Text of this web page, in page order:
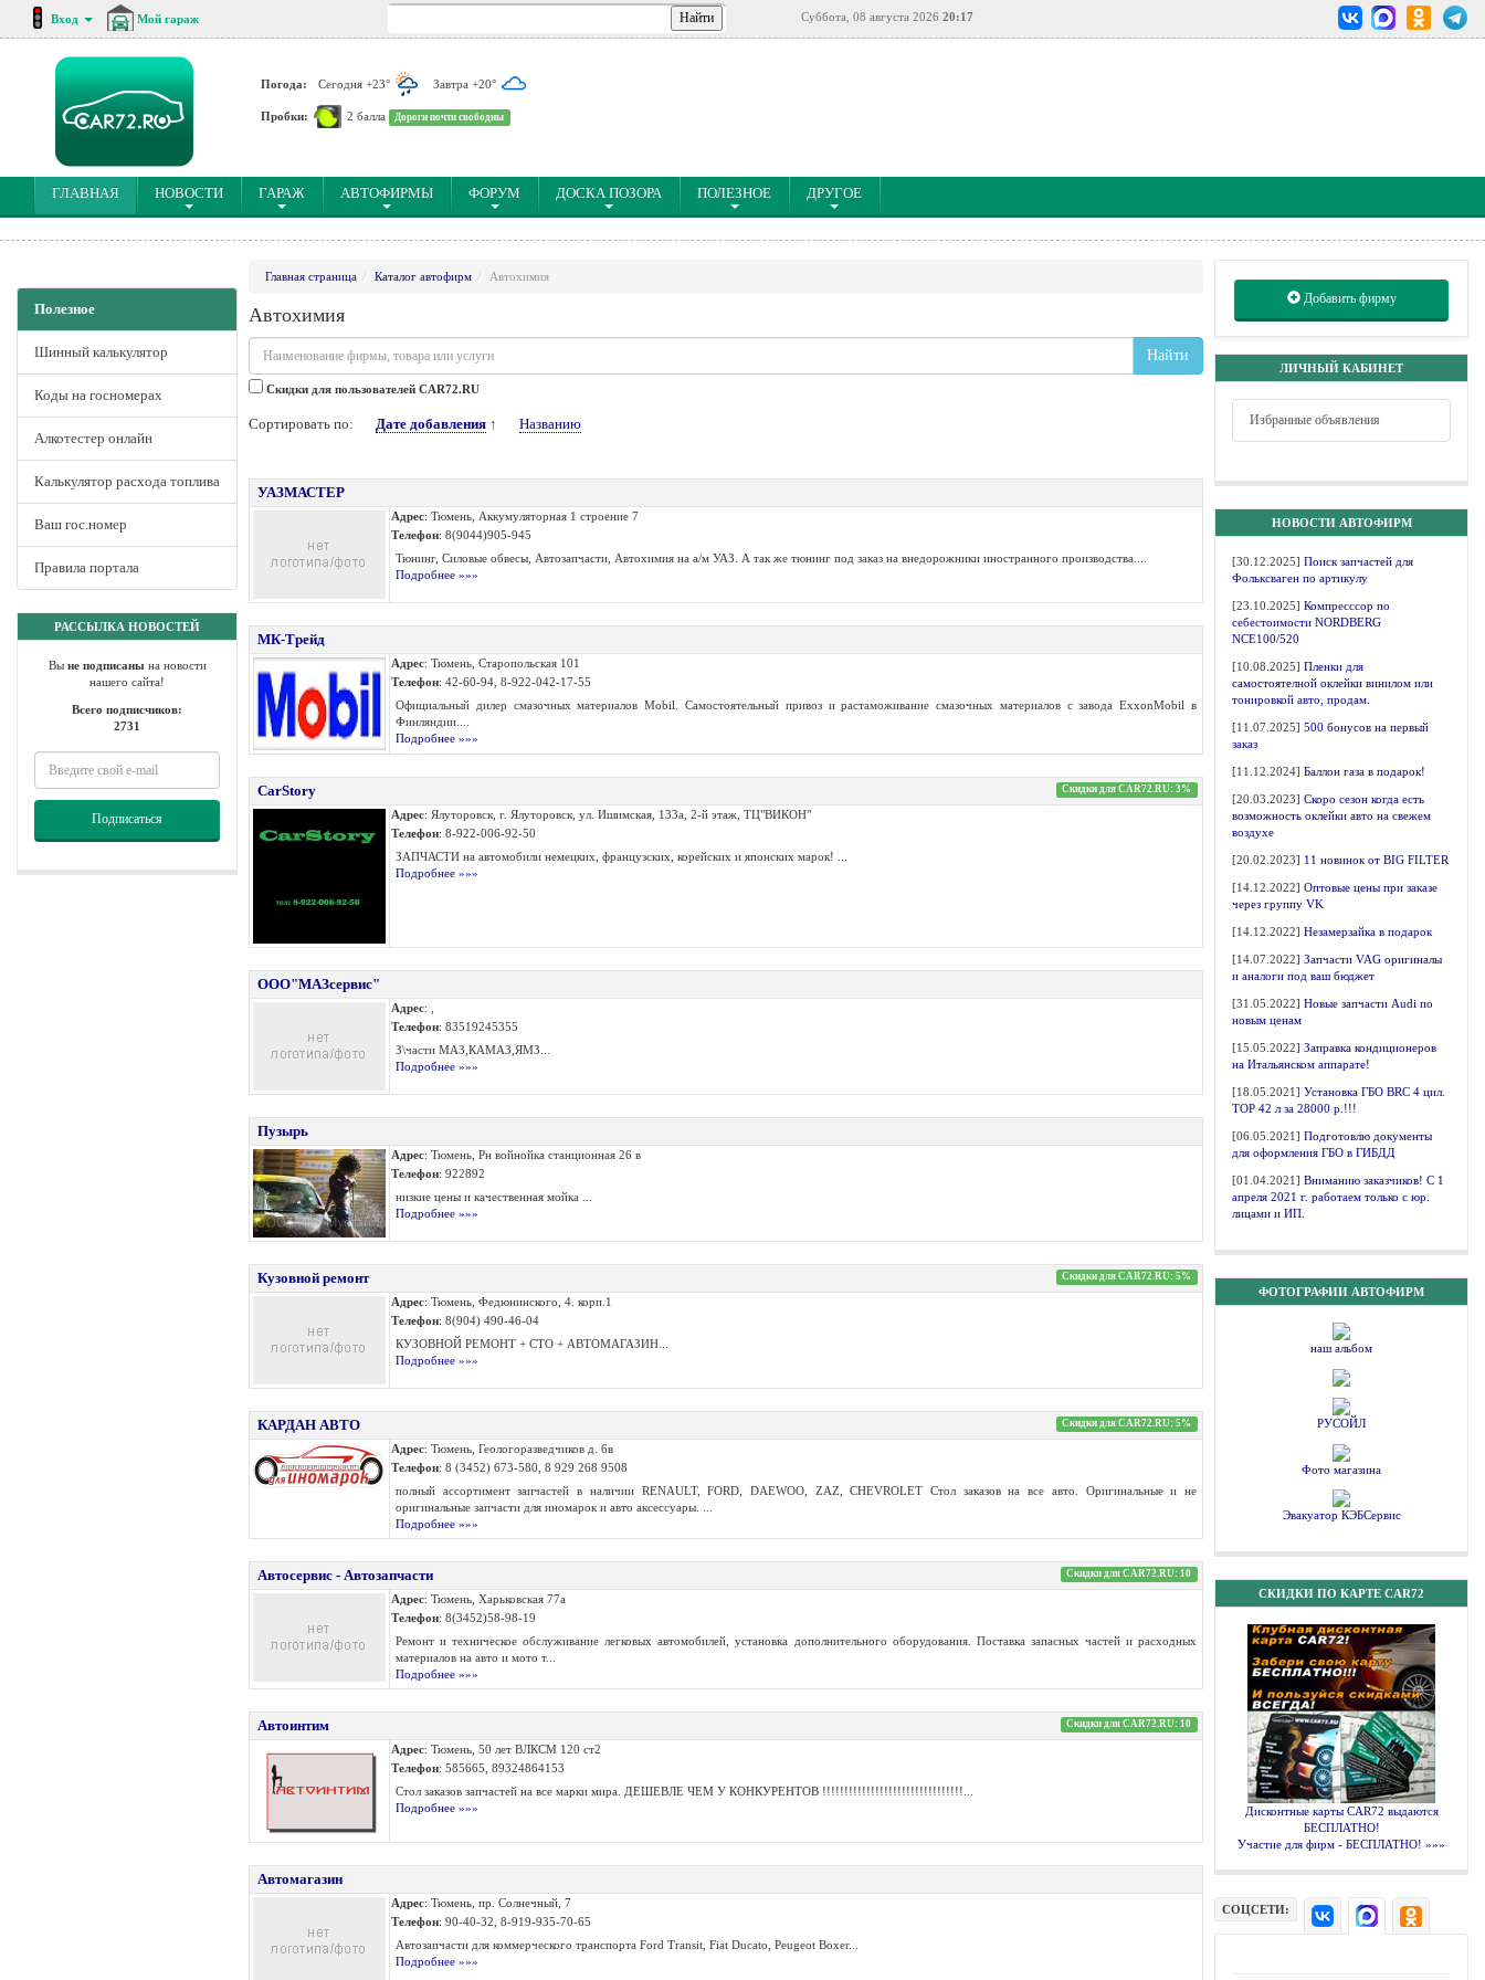
Вход Мой гараж Суббота, 08 августа 2026 20:17
Погода: Сегодня +23° Завтра +20°
Пробки: 2 балла Дороги почти свободны
ГЛАВНАЯ(CURRENT)
НОВОСТИ ГАРАЖ АВТОФИРМЫ ФОРУМ ДОСКА ПОЗОРА ПОЛЕЗНОЕ ДРУГОЕ
Полезное
Шинный калькулятор
Коды на госномерах
Алкотестер онлайн
Калькулятор расхода топлива
Ваш гос.номер
Правила портала
РАССЫЛКА НОВОСТЕЙ
Вы не подписанына новости
нашего сайта!
Всего подписчиков:
2731
Подписаться
Добавить фирму
ЛИЧНЫЙ КАБИНЕТ
Избранные объявления
НОВОСТИ АВТОФИРМ
[30.12.2025] Поиск запчастей для
Фольксваген по артикулу
[23.10.2025] Компресссор по
себестоимости NORDBERG
NCE100/520
[10.08.2025] Пленки для
самостоятелной оклейки винилом или
тонировкой авто, продам.
[11.07.2025] 500 бонусов на первый
заказ
[11.12.2024] Баллон газа в подарок!
[20.03.2023] Скоро сезон когда есть
возможность оклейки авто на свежем
воздухе
[20.02.2023] 11 новинок от BIG FILTER
[14.12.2022] Оптовые цены при заказе
через группу VK
[14.12.2022] Незамерзайка в подарок
[14.07.2022] Запчасти VAG оригиналы
и аналоги под ваш бюджет
[31.05.2022] Новые запчасти Audi по
новым ценам
[15.05.2022] Заправка кондиционеров
на Итальянском аппарате!
[18.05.2021] Установка ГБО BRC 4 цил.
ТОР 42 л за 28000 р.!!!
[06.05.2021] Подготовлю документы
для оформления ГБО в ГИБДД
[01.04.2021] Вниманию заказчиков! С 1
апреля 2021 г. работаем только с юр.
лицами и ИП.
ФОТОГРАФИИ АВТОФИРМ
наш альбом
РУСОЙЛ
Фото магазина
Эвакуатор КЭБСервис
СКИДКИ ПО КАРТЕ CAR72
Дисконтные карты CAR72 выдаются
БЕСПЛАТНО!
Участие для фирм - БЕСПЛАТНО! »»»
СОЦСЕТИ:
Главная страница Каталог автофирм Автохимия
Автохимия
Найти
Cкидки для пользователей CAR72.RU
Сортировать по: Дате добавления ↑ Названию
УАЗМАСТЕР
Адрес: Тюмень, Аккумуляторная 1 строение 7
Телефон: 8(9044)905-945
Тюнинг, Силовые обвесы, Автозапчасти, Автохимия на а/м УАЗ. А так же тюнинг под заказ на внедорожники иностранного производства....
Подробнее »»»
МК-Трейд
Адрес: Тюмень, Старопольская 101
Телефон: 42-60-94, 8-922-042-17-55
Официальный дилер смазочных материалов Mobil. Самостоятельный привоз и растаможивание смазочных материалов с завода ExxonMobil в
Финляндии....
Подробнее »»»
CarStory Скидки для CAR72.RU: 3%
Адрес: Ялуторовск, г. Ялуторовск, ул. Ишимская, 133а, 2-й этаж, ТЦ"ВИКОН"
Телефон: 8-922-006-92-50
ЗАПЧАСТИ на автомобили немецких, французских, корейских и японских марок! ...
Подробнее »»»
ООО"МАЗсервис"
Адрес: ,
Телефон: 83519245355
З\части МАЗ,КАМАЗ,ЯМЗ...
Подробнее »»»
Пузырь
Адрес: Тюмень, Рн войнойка станционная 26 в
Телефон: 922892
низкие цены и качественная мойка ...
Подробнее »»»
Кузовной ремонт Скидки для CAR72.RU: 5%
Адрес: Тюмень, Федюнинского, 4. корп.1
Телефон: 8(904) 490-46-04
КУЗОВНОЙ РЕМОНТ + СТО + АВТОМАГАЗИН...
Подробнее »»»
КАРДАН АВТО Скидки для CAR72.RU: 5%
Адрес: Тюмень, Геологоразведчиков д. 6в
Телефон: 8 (3452) 673-580, 8 929 268 9508
полный ассортимент запчастей в наличии RENAULT, FORD, DAEWOO, ZAZ, CHEVROLET Стол заказов на все авто. Оригинальные и не
оригинальные запчасти для иномарок и авто аксессуары. ...
Подробнее »»»
Автосервис - Автозапчасти Скидки для CAR72.RU: 10
Адрес: Тюмень, Харьковская 77а
Телефон: 8(3452)58-98-19
Ремонт и техническое обслуживание легковых автомобилей, установка дополнительного оборудования. Поставка запасных частей и расходных
материалов на авто и мото т...
Подробнее »»»
Автоинтим Скидки для CAR72.RU: 10
Адрес: Тюмень, 50 лет ВЛКСМ 120 ст2
Телефон: 585665, 89324864153
Стол заказов запчастей на все марки мира. ДЕШЕВЛЕ ЧЕМ У КОНКУРЕНТОВ !!!!!!!!!!!!!!!!!!!!!!!!!!!!!!!!...
Подробнее »»»
Автомагазин
Адрес: Тюмень, пр. Солнечный, 7
Телефон: 90-40-32, 8-919-935-70-65
Автозапчасти для коммерческого транспорта Ford Transit, Fiat Ducato, Peugeot Boxer...
Подробнее »»»